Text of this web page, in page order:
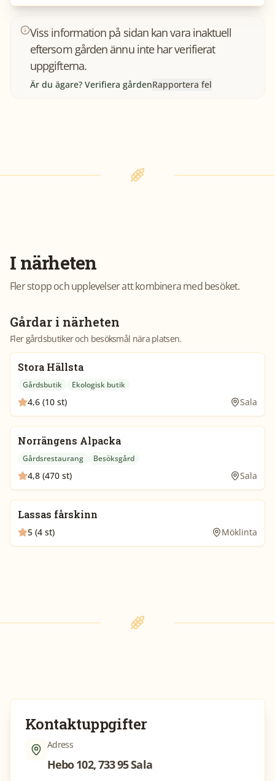
Viss information på sidan kan vara inaktuell
eftersom gården ännu inte har verifierat
uppgifterna.
Är du ägare? Verifiera gårdenRapportera fel
I närheten
Fler stopp och upplevelser att kombinera med besöket.
Gårdar i närheten
Fler gårdsbutiker och besöksmål nära platsen.
Stora Hällsta
Gårdsbutik Ekologisk butik
4,6 (10 st) Sala
Norrängens Alpacka
Gårdsrestaurang Besöksgård
4,8 (470 st) Sala
Lassas fårskinn
5 (4 st) Möklinta
Kontaktuppgifter
Adress
Hebo 102, 733 95 Sala